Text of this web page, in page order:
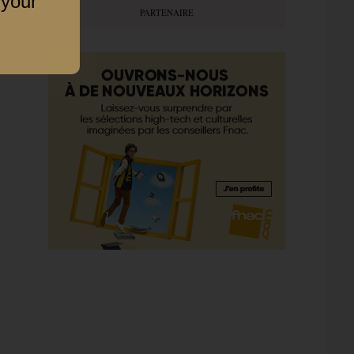
PARTENAIRE